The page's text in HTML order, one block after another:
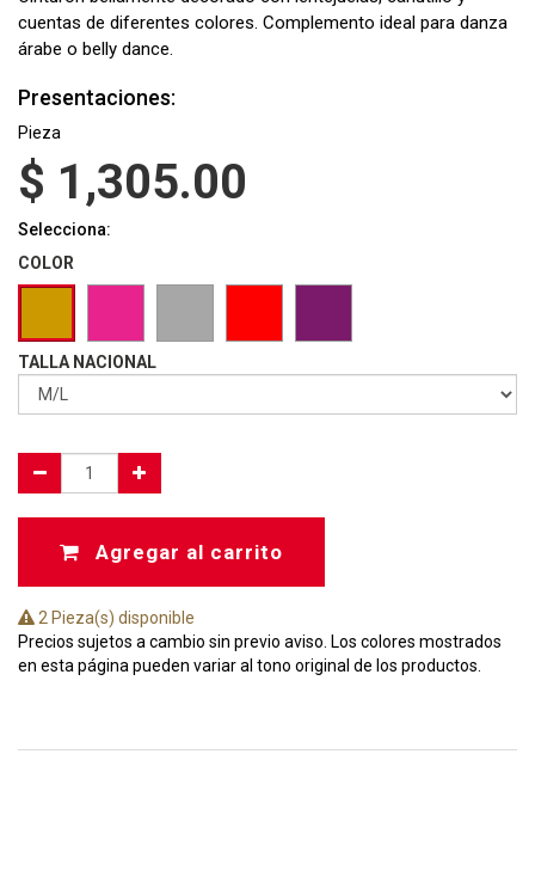
cuentas de diferentes colores. Complemento ideal para danza
árabe o belly dance.
Presentaciones:
Pieza
$ 1,305.00
Selecciona:
COLOR
TALLA NACIONAL
Agregar al carrito
2 Pieza(s) disponible
Precios sujetos a cambio sin previo aviso. Los colores mostrados
en esta página pueden variar al tono original de los productos.